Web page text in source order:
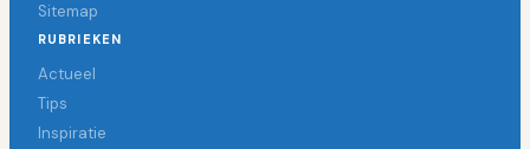
Sitemap
RUBRIEKEN
Actueel
Tips
Inspiratie